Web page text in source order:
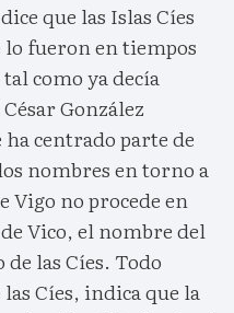
que las Islas Cíes
fueron en tiempos
como ya decía
González
centrado parte de
nombres en torno a
Vigo no procede en
Vico, el nombre del
las Cíes. Todo
Cíes, indica que la